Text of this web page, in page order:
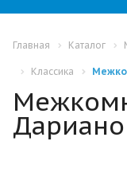
Главная Каталог
Классика